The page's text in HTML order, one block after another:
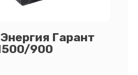
Гарант
900